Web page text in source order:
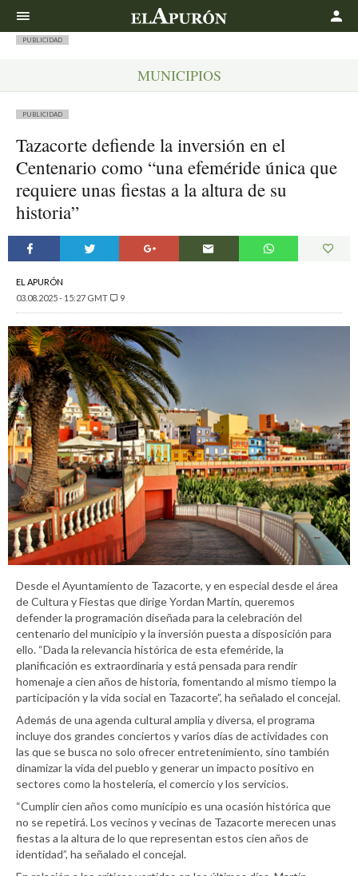
PUBLICIDAD
MUNICIPIOS
PUBLICIDAD
Tazacorte defiende la inversión en el
Centenario como “una efeméride única que
requiere unas fiestas a la altura de su
historia”
EL APURÓN
03.08.2025 - 15:27 GMT
9
Desde el Ayuntamiento de Tazacorte, y en especial desde el área
de Cultura y Fiestas que dirige Yordan Martín, queremos
defender la programación diseñada para la celebración del
centenario del municipio y la inversión puesta a disposición para
ello. “Dada la relevancia histórica de esta efeméride, la
planificación es extraordinaria y está pensada para rendir
homenaje a cien años de historia, fomentando al mismo tiempo la
participación y la vida social en Tazacorte”, ha señalado el concejal.
Además de una agenda cultural amplia y diversa, el programa
incluye dos grandes conciertos y varios días de actividades con
las que se busca no solo ofrecer entretenimiento, sino también
dinamizar la vida del pueblo y generar un impacto positivo en
sectores como la hostelería, el comercio y los servicios.
“Cumplir cien años como municipio es una ocasión histórica que
no se repetirá. Los vecinos y vecinas de Tazacorte merecen unas
fiestas a la altura de lo que representan estos cien años de
identidad”, ha señalado el concejal.